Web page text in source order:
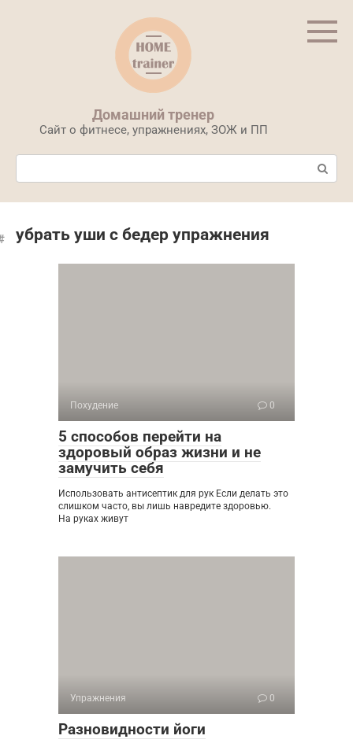
Домашний тренер
Сайт о фитнесе, упражнениях, ЗОЖ и ПП
Поиск:
убрать уши с бедер упражнения
Похудение 0
5 способов перейти на
здоровый образ жизни и не
замучить себя
Использовать антисептик для рук Если делать это
слишком часто, вы лишь навредите здоровью.
На руках живут
Упражнения 0
Разновидности йоги